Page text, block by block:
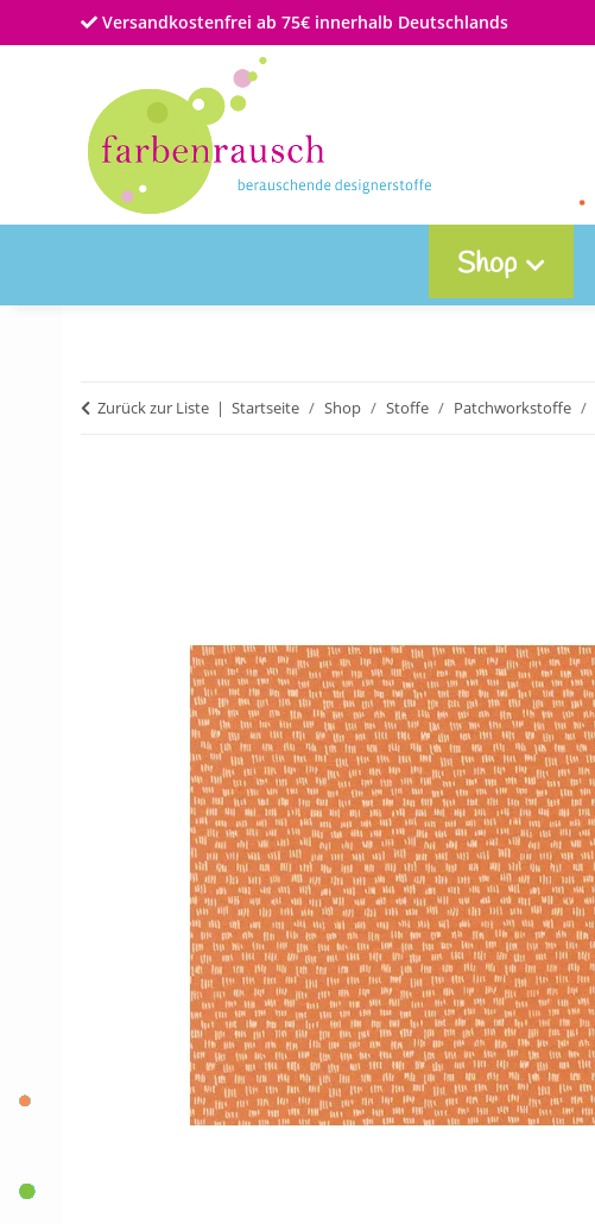
Versandkostenfrei ab 75€ innerhalb Deutschlands
Shop
Zurück zur Liste Startseite Shop Stoffe Patchworkstoffe